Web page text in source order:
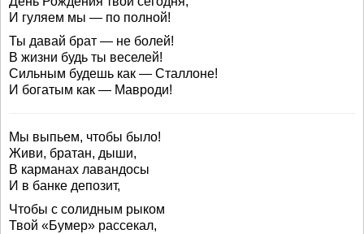
И гуляем мы — по полной!
Ты давай брат — не болей!
В жизни будь ты веселей!
Сильным будешь как — Сталлоне!
И богатым как — Мавроди!
Мы выпьем, чтобы было!
Живи, братан, дыши,
В карманах лавандосы
И в банке депозит,
Чтобы с солидным рыком
Твой «Бумер» рассекал,